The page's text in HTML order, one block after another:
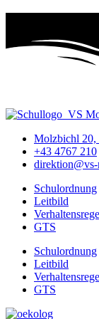
Molzbichl 20,
+43 4767 210
Schulordnung
Leitbild
GTS
Schulordnung
Leitbild
GTS